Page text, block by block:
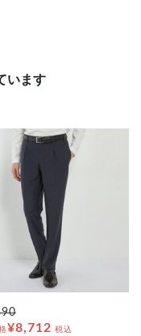
います
¥8,712 税込